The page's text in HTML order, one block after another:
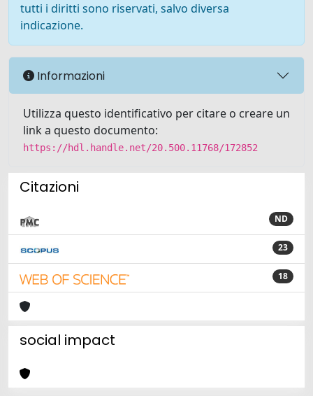
tutti i diritti sono riservati, salvo diversa
indicazione.
Informazioni
Utilizza questo identificativo per citare o creare un
link a questo documento:
https://hdl.handle.net/20.500.11768/172852
Citazioni
ND
23
18
social impact